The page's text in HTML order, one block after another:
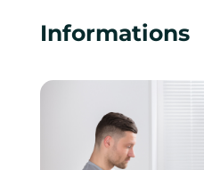
Informations